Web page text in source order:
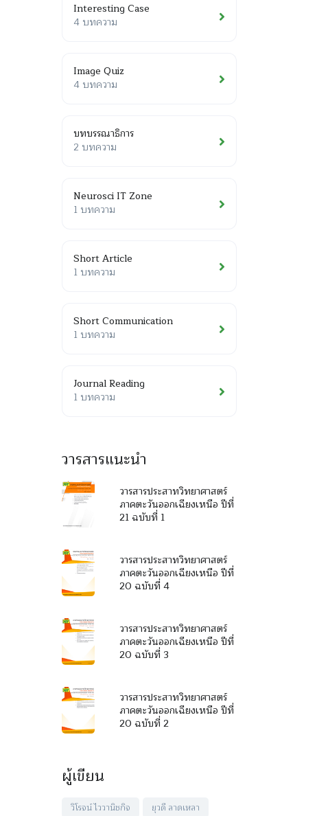
Interesting Case
4 บทความ
Image Quiz
4 บทความ
บทบรรณาธิการ
2 บทความ
Neurosci IT Zone
1 บทความ
Short Article
1 บทความ
Short Communication
1 บทความ
Journal Reading
1 บทความ
วารสารแนะนำ
วารสารประสาทวิทยาศาสตร์
ภาคตะวันออกเฉียงเหนือ ปีที่
21 ฉบับที่ 1
วารสารประสาทวิทยาศาสตร์
ภาคตะวันออกเฉียงเหนือ ปีที่
20 ฉบับที่ 4
วารสารประสาทวิทยาศาสตร์
ภาคตะวันออกเฉียงเหนือ ปีที่
20 ฉบับที่ 3
วารสารประสาทวิทยาศาสตร์
ภาคตะวันออกเฉียงเหนือ ปีที่
20 ฉบับที่ 2
ผู้เขียน
วิโรจน์ ไววานิชกิจ
ยุวดี ลาดเหลา